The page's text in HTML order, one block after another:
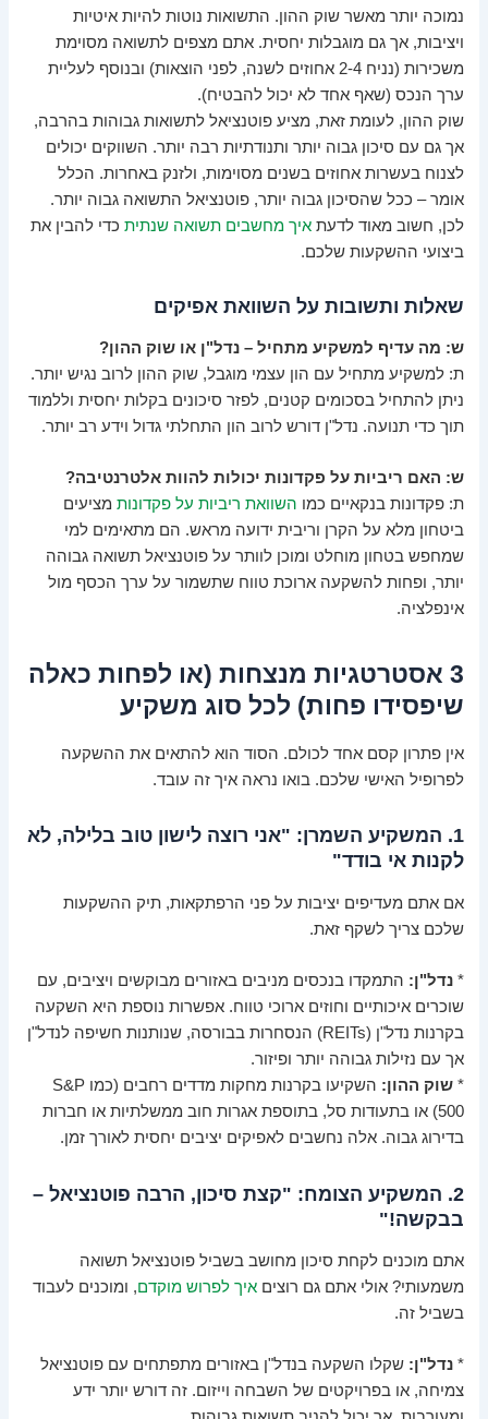
נמוכה יותר מאשר שוק ההון. התשואות נוטות להיות איטיות
ויציבות, אך גם מוגבלות יחסית. אתם מצפים לתשואה מסוימת
משכירות (נניח 2-4 אחוזים לשנה, לפני הוצאות) ובנוסף לעליית
ערך הנכס (שאף אחד לא יכול להבטיח).
שוק ההון, לעומת זאת, מציע פוטנציאל לתשואות גבוהות בהרבה,
אך גם עם סיכון גבוה יותר ותנודתיות רבה יותר. השווקים יכולים
לצנוח בעשרות אחוזים בשנים מסוימות, ולזנק באחרות. הכלל
אומר – ככל שהסיכון גבוה יותר, פוטנציאל התשואה גבוה יותר.
לכן, חשוב מאוד לדעתאיך מחשבים תשואה שנתית כדי להבין את
ביצועי ההשקעות שלכם.
שאלות ותשובות על השוואת אפיקים
ש: מה עדיף למשקיע מתחיל – נדל"ן או שוק ההון?
ת: למשקיע מתחיל עם הון עצמי מוגבל, שוק ההון לרוב נגיש יותר.
ניתן להתחיל בסכומים קטנים, לפזר סיכונים בקלות יחסית וללמוד
תוך כדי תנועה. נדל"ן דורש לרוב הון התחלתי גדול וידע רב יותר.
ש: האם ריביות על פקדונות יכולות להוות אלטרנטיבה?
ת: פקדונות בנקאיים כמו השוואת ריביות על פקדונות מציעים
ביטחון מלא על הקרן וריבית ידועה מראש. הם מתאימים למי
שמחפש בטחון מוחלט ומוכן לוותר על פוטנציאל תשואה גבוהה
יותר, ופחות להשקעה ארוכת טווח שתשמור על ערך הכסף מול
אינפלציה.
3 אסטרטגיות מנצחות (או לפחות כאלה
שיפסידו פחות) לכל סוג משקיע
אין פתרון קסם אחד לכולם. הסוד הוא להתאים את ההשקעה
לפרופיל האישי שלכם. בואו נראה איך זה עובד.
1. המשקיע השמרן: "אני רוצה לישון טוב בלילה, לא
לקנות אי בודד"
אם אתם מעדיפים יציבות על פני הרפתקאות, תיק ההשקעות
שלכם צריך לשקף זאת.
*נדל"ן: התמקדו בנכסים מניבים באזורים מבוקשים ויציבים, עם
שוכרים איכותיים וחוזים ארוכי טווח. אפשרות נוספת היא השקעה
בקרנות נדל"ן (REITs) הנסחרות בבורסה, שנותנות חשיפה לנדל"ן
אך עם נזילות גבוהה יותר ופיזור.
*שוק ההון:
השקיעו בקרנות מחקות מדדים רחבים (כמו S&P
500) או בתעודות סל, בתוספת אגרות חוב ממשלתיות או חברות
בדירוג גבוה. אלה נחשבים לאפיקים יציבים יחסית לאורך זמן.
2. המשקיע הצומח: "קצת סיכון, הרבה פוטנציאל –
בבקשה!"
אתם מוכנים לקחת סיכון מחושב בשביל פוטנציאל תשואה
משמעותי? אולי אתם גם רוציםאיך לפרוש מוקדם, ומוכנים לעבוד
בשביל זה.
*נדל"ן: שקלו השקעה בנדל"ן באזורים מתפתחים עם פוטנציאל
צמיחה, או בפרויקטים של השבחה וייזום. זה דורש יותר ידע